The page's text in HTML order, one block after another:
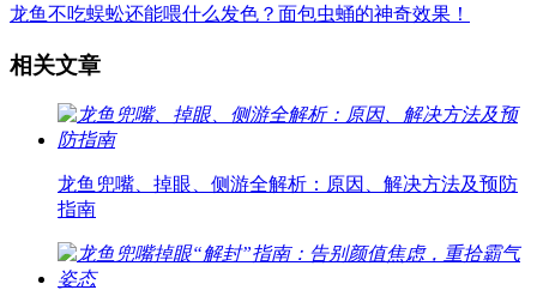
龙鱼不吃蜈蚣还能喂什么发色？面包虫蛹的神奇效果！
相关文章
龙鱼兜嘴、掉眼、侧游全解析：原因、解决方法及预防
指南